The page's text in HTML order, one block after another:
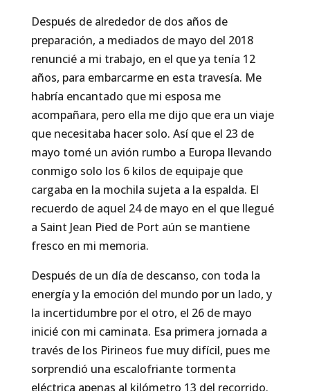
Después de alrededor de dos años de
preparación, a mediados de mayo del 2018
renuncié a mi trabajo, en el que ya tenía 12
años, para embarcarme en esta travesía. Me
habría encantado que mi esposa me
acompañara, pero ella me dijo que era un viaje
que necesitaba hacer solo. Así que el 23 de
mayo tomé un avión rumbo a Europa llevando
conmigo solo los 6 kilos de equipaje que
cargaba en la mochila sujeta a la espalda. El
recuerdo de aquel 24 de mayo en el que llegué
a Saint Jean Pied de Port aún se mantiene
fresco en mi memoria.
Después de un día de descanso, con toda la
energía y la emoción del mundo por un lado, y
la incertidumbre por el otro, el 26 de mayo
inicié con mi caminata. Esa primera jornada a
través de los Pirineos fue muy difícil, pues me
sorprendió una escalofriante tormenta
eléctrica apenas al kilómetro 13 del recorrido.